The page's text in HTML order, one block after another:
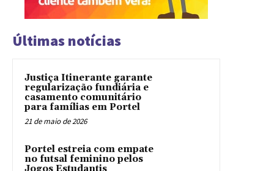
Últimas notícias
Justiça Itinerante garante
regularização fundiária e
casamento comunitário
para famílias em Portel
21 de maio de 2026
Portel estreia com empate
no futsal feminino pelos
Jogos Estudantis